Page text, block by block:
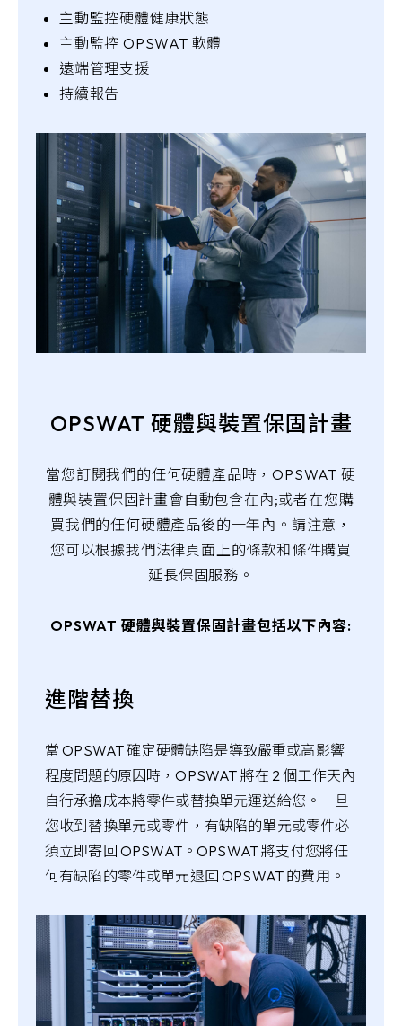
主動監控硬體健康狀態
主動監控 OPSWAT 軟體
遠端管理支援
持續報告
OPSWAT 硬體與裝置保固計畫
當您訂閱我們的任何硬體產品時，OPSWAT 硬
體與裝置保固計畫會自動包含在內;或者在您購
買我們的任何硬體產品後的一年內。請注意，
您可以根據我們法律頁面上的條款和條件購買
延長保固服務。
OPSWAT 硬體與裝置保固計畫包括以下內容:
進階替換
當 OPSWAT 確定硬體缺陷是導致嚴重或高影響
程度問題的原因時，OPSWAT 將在 2 個工作天內
自行承擔成本將零件或替換單元運送給您。一旦
您收到替換單元或零件，有缺陷的單元或零件必
須立即寄回 OPSWAT。OPSWAT 將支付您將任
何有缺陷的零件或單元退回 OPSWAT 的費用。